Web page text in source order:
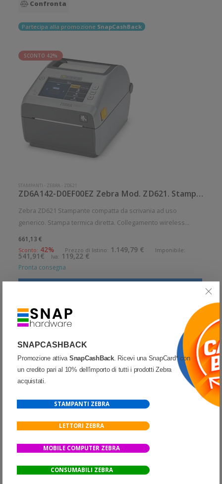
SNAPCASHBACK
Promozione attiva SnapCashBack. Ricevi una SnapCard* con
un credito pari al 10% dell'importo di tutti i prodotti Zebra
acquistati.
STAMPANTI ZEBRA
LETTORI ZEBRA
MOBILE COMPUTER ZEBRA
CONSUMABILI ZEBRA
Confronta
Partecipa alla promozione SnapCashBack
SCONTO 42%
STAMPANTI - ZEBRA - ZD621
ZD6A142-D0EF00EZ Zebra Mod. ZD621. Stampante di etichette.
Zebra ZD621 Stampante compatta da scrivania ad uso
generico. Stampa termica diretta. Collegamento wireless
stampa: 8 dot/mm Wireless: Presente Supporto di stampa:
Braccialetti, Carta in
661,13 €
Sconto: 42% Prezzo di listino: 1.149,79 € Imponibile:
541,91€ Iva: 119,22 €
Pronta consegna
Quota Wish list
Confronta
ESAURIMENTO SCORTE